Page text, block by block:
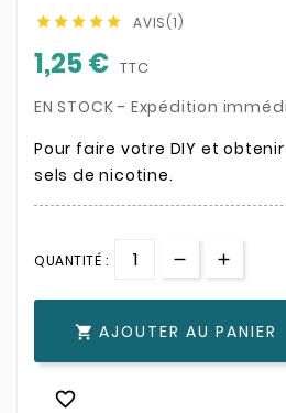
     AVIS(1)
1,25 € TTC
EN STOCK - Expédition
Pour faire votre DIY et
sels de nicotine.
QUANTITÉ :
 AJOUTER AU PANIER
